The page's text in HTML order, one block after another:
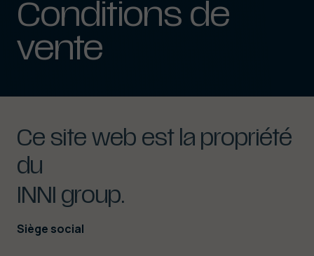
Conditions de
vente
Ce site web est la propriété
du
INNI group.
Siège social